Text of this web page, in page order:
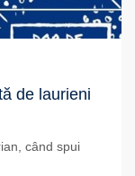
de laurieni
când spui